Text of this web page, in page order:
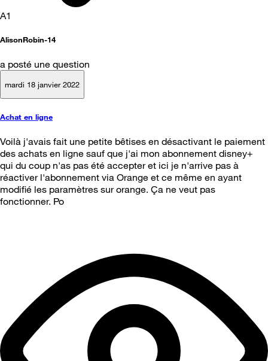
A1
AlisonRobin-14
a posté une question
mardi 18 janvier 2022
Achat en ligne
Voilà j'avais fait une petite bêtises en désactivant le paiement
des achats en ligne sauf que j'ai mon abonnement disney+
qui du coup n'as pas été accepter et ici je n'arrive pas à
réactiver l'abonnement via Orange et ce même en ayant
modifié les paramètres sur orange. Ça ne veut pas
fonctionner. Po